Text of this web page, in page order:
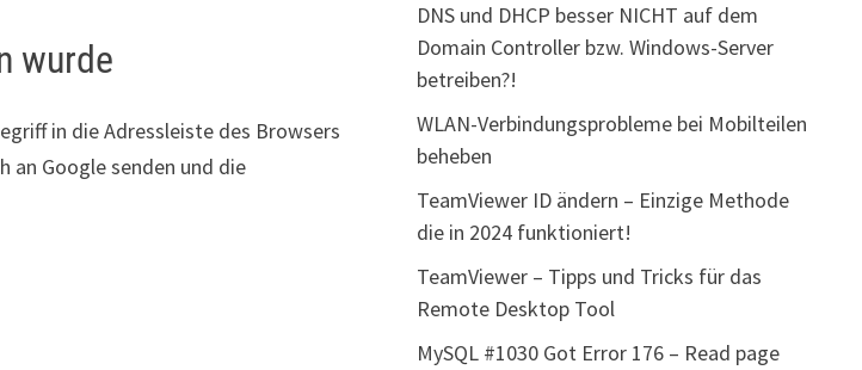
wurde
in die Adressleiste des Browsers
an Google senden und die
DNS und DHCP besser NICHT auf dem
Domain Controller bzw. Windows-Server
betreiben?!
WLAN-Verbindungsprobleme bei Mobilteilen
beheben
TeamViewer ID ändern – Einzige Methode
die in 2024 funktioniert!
TeamViewer – Tipps und Tricks für das
Remote Desktop Tool
MySQL #1030 Got Error 176 – Read page